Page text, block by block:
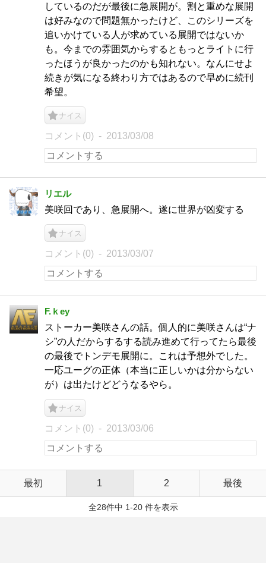
しているのだが最後に急展開が。割と重めな展開
は好みなので問題無かったけど、このシリーズを
追いかけている人が求めている展開ではないか
も。今までの雰囲気からするともっとライトに行
ったほうが良かったのかも知れない。なんにせよ
続きが気になる終わり方ではあるので早めに続刊
希望。
ナイス
コメント(0) 2013/03/08
リエル
美咲回であり、急展開へ。遂に世界が凶変する
ナイス
コメント(0) 2013/03/07
F.ｋey
ストーカー美咲さんの話。個人的に美咲さんは“ナ
シ”の人だからするする読み進めて行ってたら最後
の最後でトンデモ展開に。これは予想外でした。
一応ユーグの正体（本当に正しいかは分からない
が）は出たけどどうなるやら。
ナイス
コメント(0) 2013/03/06
最初 1 2 最後
全28件中 1-20 件を表示